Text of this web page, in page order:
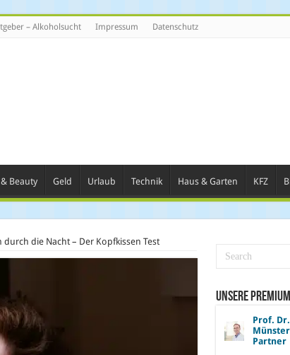
– Alkoholsucht Impressum Datenschutz
Beauty Geld Urlaub Technik Haus & Garten KFZ
die Nacht – Der Kopfkissen Test
Unsere
Prof.
Partner